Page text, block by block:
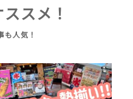
スメ！